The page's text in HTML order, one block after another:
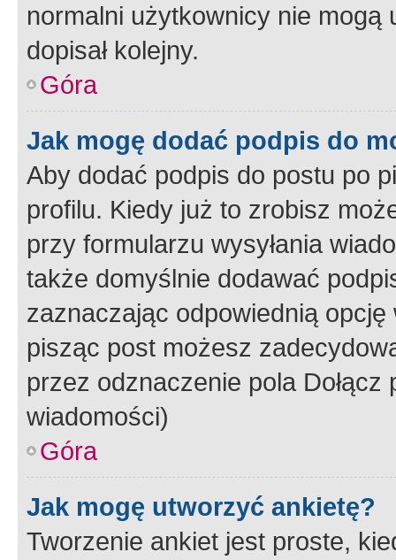
normalni użytkownicy nie
dopisał kolejny.
Góra
Jak mogę dodać podpis do
Aby dodać podpis do postu po
profilu. Kiedy już to zrobisz
przy formularzu wysyłania
także domyślnie dodawać
zaznaczając odpowiednią
pisząc post możesz
przez odznaczenie pola
wiadomości)
Góra
Jak mogę utworzyć ankietę?
Tworzenie ankiet jest proste,